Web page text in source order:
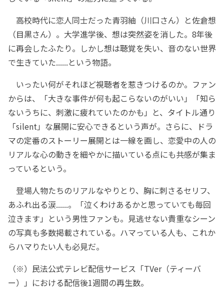
高校時代に恋人同士だった青羽紬（川口さん）と佐倉想
（目黒さん）。大学進学後、想は突然姿を消した。8年後
に再会したふたり。しかし想は聴覚を失い、音のない世界
で生きていた......という物語。
いったい何がそれほど視聴者を惹きつけるのか。ファン
からは、「大きな事件が何も起こらないのがいい」「知ら
ないうちに、刺激に疲れていたのかも」と、タイトル通り
「silent」な展開に安心できるという声が。さらに、ドラ
マの定番のストーリー展開とは一線を画し、恋愛中の人の
リアルな心の動きを細やかに描いている点にも共感が集ま
っているという。
登場人物たちのリアルなやりとり、胸に刺さるセリフ、
あふれ出る涙......。「泣くわけあるかと思っていても毎回
泣きます」という男性ファンも。見逃せない貴重なシーン
の写真も多数掲載されている。ハマっている人も、これか
らハマりたい人も必見だ。
（※）民法公式テレビ配信サービス「TVer（ティーバ
ー）」における配信後1週間の再生数。